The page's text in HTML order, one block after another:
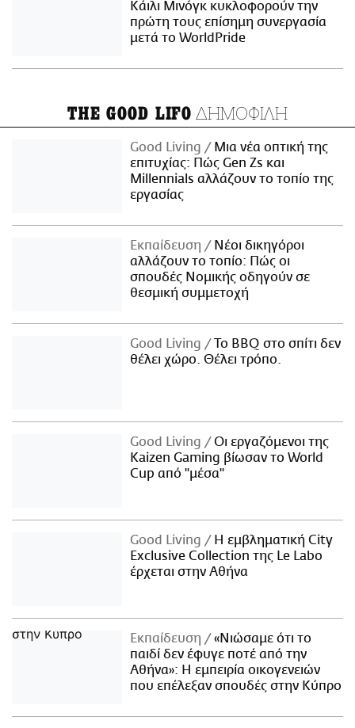
Κάιλι Μινόγκ κυκλοφορούν την
πρώτη τους επίσημη συνεργασία
μετά το WorldPride
THE GOOD LIFO ΔΗΜΟΦΙΛΗ
Good Living
Μια νέα οπτική της
επιτυχίας: Πώς Gen Zs και
Millennials αλλάζουν το τοπίο της
εργασίας
Εκπαίδευση
Νέοι δικηγόροι
αλλάζουν το τοπίο: Πώς οι
σπουδές Νομικής οδηγούν σε
θεσμική συμμετοχή
Good Living
Το BBQ στο σπίτι δεν
θέλει χώρο. Θέλει τρόπο.
Good Living
Οι εργαζόμενοι της
Kaizen Gaming βίωσαν το World
Cup από "μέσα"
Good Living
Η εμβληματική City
Exclusive Collection της Le Labo
έρχεται στην Αθήνα
Εκπαίδευση
«Νιώσαμε ότι το
παιδί δεν έφυγε ποτέ από την
Αθήνα»: Η εμπειρία οικογενειών
που επέλεξαν σπουδές στην Κύπρο